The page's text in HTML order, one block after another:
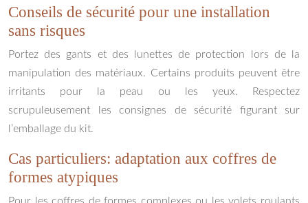
Conseils de sécurité pour une installation
sans risques
Portez des gants et des lunettes de protection lors de la
manipulation des matériaux. Certains produits peuvent être
irritants pour la peau ou les yeux. Respectez
scrupuleusement les consignes de sécurité figurant sur
l’emballage du kit.
Cas particuliers: adaptation aux coffres de
formes atypiques
Pour les coffres de formes complexes ou les volets roulants